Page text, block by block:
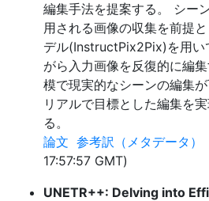
編集手法を提案する。 シー
用される画像の収集を前提
デル(InstructPix2Pix)を用い
がら入力画像を反復的に編
模で現実的なシーンの編集
リアルで目標とした編集を
る。
論文 参考訳（メタデータ）
17:57:57 GMT)
UNETR++: Delving into